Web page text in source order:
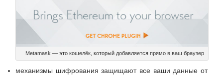
Metamask — это кошелёк, который добавляется прямо в ваш браузер
механизмы шифрования защищают все ваши данные от